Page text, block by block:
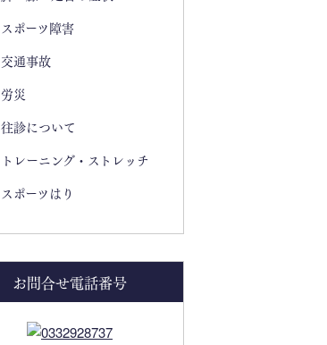
スポーツ障害
交通事故
労災
往診について
トレーニング・ストレッチ
スポーツはり
お問合せ電話番号